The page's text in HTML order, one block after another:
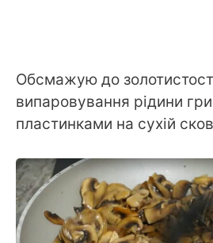
Обсмажую до
випаровування рідини
пластинками на сухій